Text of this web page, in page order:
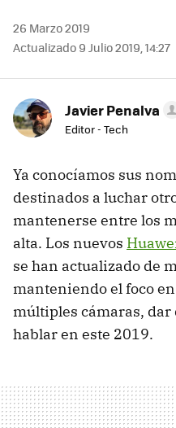
26 Marzo 2019
Actualizado 9 Julio 2019, 14:27
Javier Penalva
Editor - Tech
Ya conocíamos sus
destinados a luchar
mantenerse entre los
alta. Los nuevos
se han actualizado de
manteniendo el foco
múltiples cámaras, dar
hablar en este 2019.